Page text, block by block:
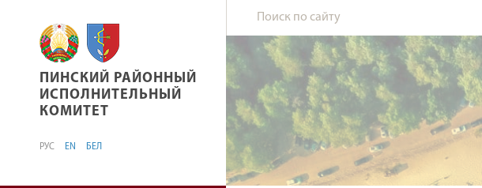
ПИНСКИЙ РАЙОННЫЙ ИСПОЛНИТЕЛЬНЫЙ КОМИТЕТ
ПИНСКИЙ РАЙОННЫЙ
ИСПОЛНИТЕЛЬНЫЙ
КОМИТЕТ
РУС EN БЕЛ